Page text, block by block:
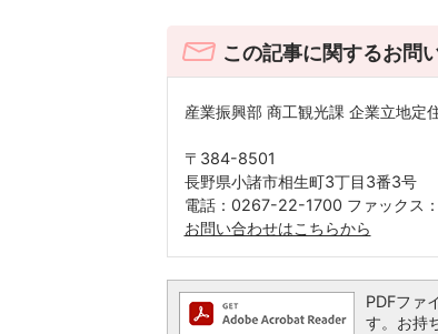
この記事に関するお問
産業振興部 商工観光課 企業立地定
〒384-8501
長野県小諸市相生町3丁目3番3号
電話：0267-22-1700 ファックス
お問い合わせはこちらから
PDFファ
す。お持